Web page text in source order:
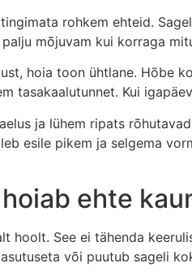
rohkem ehteid.
mõjuvam kui korraga
hoia toon ühtlane. Hõbe
tasakaalutunnet. Kui
ja lühem ripats
esile pikem ja selgema
ehte
hoolt. See ei tähenda
või puutub sageli